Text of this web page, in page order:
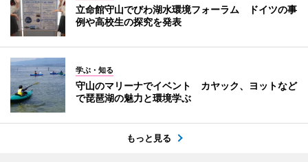
立命館守山でびわ湖水環境フォーラム ドイツの事
例や高校生の探究を発表
学ぶ・知る
守山のマリーナでイベント カヤック、ヨットなど
で琵琶湖の魅力と環境学ぶ
もっと見る